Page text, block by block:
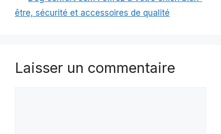
être, sécurité et accessoires de qualité
Laisser un commentaire